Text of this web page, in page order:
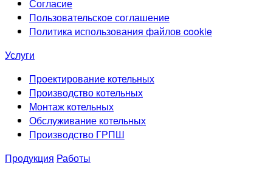
Согласие
Пользовательское соглашение
Политика использования файлов cookie
Услуги
Проектирование котельных
Производство котельных
Монтаж котельных
Обслуживание котельных
Производство ГРПШ
Продукция Работы